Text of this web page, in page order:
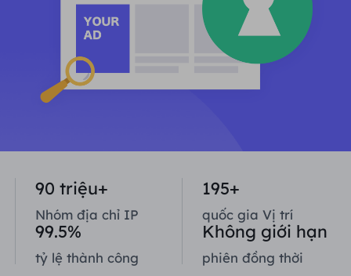
Xác minh quảng cáo
Quét và thu thập dữ liệu web
CÔNG CỤ MIỄN PHÍ
Trình kiểm tra proxy
Hoa Kỳ
Cách bật lại quyền thông
báo trang web
Tích hợp thêm
English
Indonesia
Русский
Thưởng thức Giảm giá 77%và hành động
Khu dân cư $0/GB
Đăng nhập Đăng ký
90 triệu+
Nhóm địa chỉ IP
195+
quốc gia Vị trí
99.5%
tỷ lệ thành công
Không giới hạn
phiên đồng thời